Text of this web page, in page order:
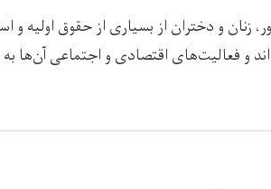
و دختران از بسیاری از حقوق اولیه و
و فعالیت‌های اقتصادی و اجتماعی